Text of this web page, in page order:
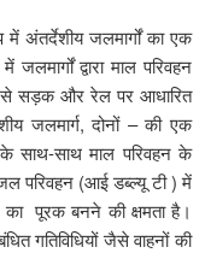
अंतर्देशीय जलमार्गों का एक
द्वारा माल परिवहन
से सड़क और रेल पर आधारित
जलमार्ग, दोनों – की एक
के साथ-साथ माल परिवहन के
परिवहन (आई डब्ल्यू टी ) में
का पूरक बनने की क्षमता है।
गतिविधियों जैसे वाहनों की